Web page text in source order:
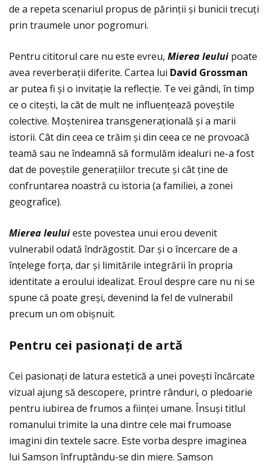
de a repeta scenariul propus de părinţii și bunicii trecuţi
prin traumele unor pogromuri.
Pentru cititorul care nu este evreu, Mierea leului poate
avea reverberaţii diferite. Cartea lui David Grossman
ar putea fi și o invitaţie la reflecţie. Te vei gândi, în timp
ce o citești, la cât de mult ne influenţează poveștile
colective. Moștenirea transgeneraţională și a marii
istorii. Cât din ceea ce trăim și din ceea ce ne provoacă
teamă sau ne îndeamnă să formulăm idealuri ne-a fost
dat de poveștile generaţiilor trecute și cât ţine de
confruntarea noastră cu istoria (a familiei, a zonei
geografice).
Mierea leuluieste povestea unui erou devenit
vulnerabil odată îndrăgostit. Dar și o încercare de a
înţelege forţa, dar și limitările integrării în propria
identitate a eroului idealizat. Eroul despre care nu ni se
spune că poate greși, devenind la fel de vulnerabil
precum un om obișnuit.
Pentru cei pasionaţi de artă
Cei pasionaţi de latura estetică a unei povești încărcate
vizual ajung să descopere, printre rânduri, o pledoarie
pentru iubirea de frumos a fiinţei umane. Însuși titlul
romanului trimite la una dintre cele mai frumoase
imagini din textele sacre. Este vorba despre imaginea
lui Samson înfruptându-se din miere. Samson